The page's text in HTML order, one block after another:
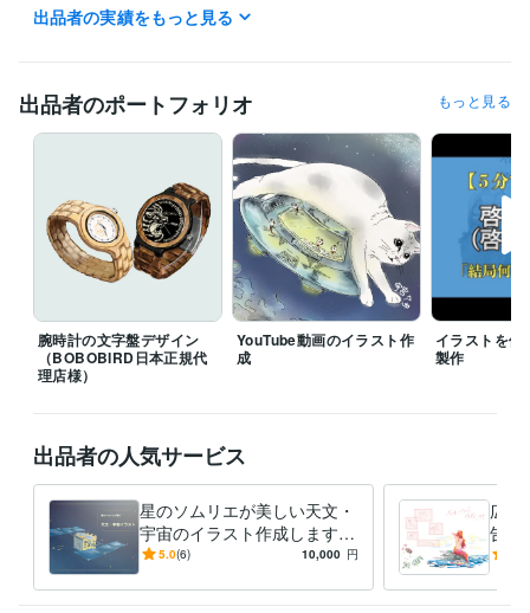
イラスト作成・漫画制作 SNSアイコン
出品者の実績をもっと見る
出品者のポートフォリオ もっと見る
腕時計の文字盤デザイン
（BOBOBIRD日本正規代
理店様）
YouTube動画のイラスト作
成
イラストを使
製作
出品者の人気サービス
星のソムリエが美しい天文・
宇宙のイラスト作成します
科学・占い・占星術サービス
描きます
5.0(6) 10,000 円
広告
告等
など